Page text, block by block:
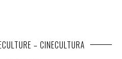
– CINECULTURA